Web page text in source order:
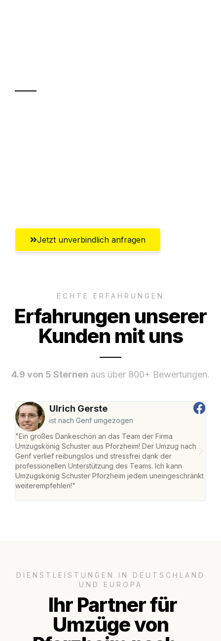
Jetzt unverbindlich anfragen
ECHTE ERFAHRUNGEN
Erfahrungen unserer
Kunden mit uns
4.9 von 5 Sternen aus über 800+ Bewertungen.
Ulrich Gerste
ist nach Genf umgezogen
"Ein großes Dankeschön an das Team der Firma
Umzugskönig Schuster aus Pforzheim! Der Umzug nach
Genf verlief reibungslos und stressfrei dank der
professionellen Unterstützung des Teams. Ich kann
Umzugskönig Schuster Pforzheim jedem uneingeschränkt
weiterempfehlen!"
DIENSTLEISTUNGEN IN DEUTSCHLAND
UND EUROPA
Ihr Partner für
Umzüge von